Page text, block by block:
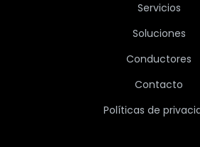
Servicios
Soluciones
Conductores
Contacto
Políticas de